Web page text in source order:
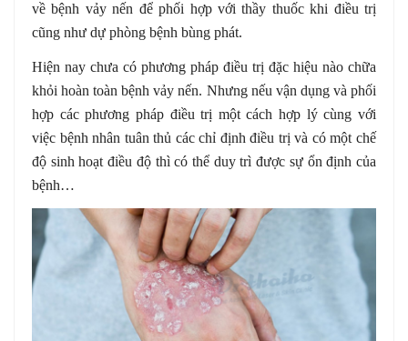
về bệnh vảy nến để phối hợp với thầy thuốc khi điều trị
cũng như dự phòng bệnh bùng phát.
Hiện nay chưa có phương pháp điều trị đặc hiệu nào chữa
khỏi hoàn toàn bệnh vảy nến. Nhưng nếu vận dụng và phối
hợp các phương pháp điều trị một cách hợp lý cùng với
việc bệnh nhân tuân thủ các chỉ định điều trị và có một chế
độ sinh hoạt điều độ thì có thể duy trì được sự ổn định của
bệnh…